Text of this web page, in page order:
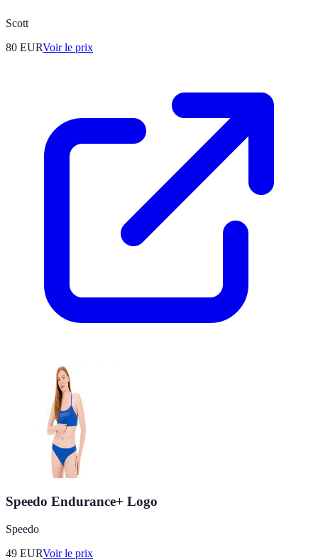
Scott
80 EURVoir le prix
Speedo Endurance+ Logo
Speedo
49 EURVoir le prix